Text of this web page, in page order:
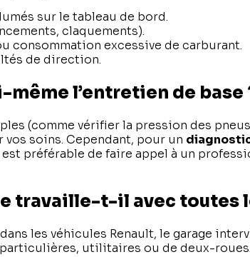
sur le tableau de bord.
claquements).
consommation excessive de carburant.
de direction.
l’entretien de base
(comme vérifier la pression des
soins. Cependant, pour un
préférable de faire appel à un
travaille-t-il avec toutes
les véhicules Renault, le garage
particulières, utilitaires ou de deux-roues.